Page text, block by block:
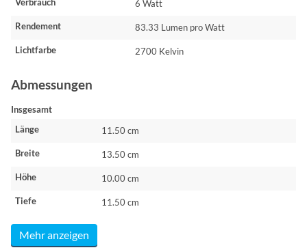
6 Watt
Rendement 83.33 Lumen pro Watt
Lichtfarbe 2700 Kelvin
Abmessungen
Insgesamt
Länge
11.50 cm
Breite 13.50 cm
Höhe 10.00 cm
Tiefe 11.50 cm
Mehr anzeigen